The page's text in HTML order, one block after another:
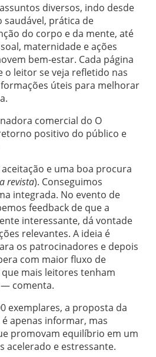
diversos, indo desde
saudável, prática de
do corpo e da mente, até
maternidade e ações
bem-estar. Cada página
o leitor se veja refletido nas
úteis para melhorar
comercial do O
positivo do público e
e uma boa procura
revista). Conseguimos
integrada. No evento de
feedback de que a
interessante, dá vontade
relevantes. A ideia é
os patrocinadores e depois
com maior fluxo de
mais leitores tenham
comenta.
exemplares, a proposta da
é apenas informar, mas
promovam equilíbrio em um
acelerado e estressante.